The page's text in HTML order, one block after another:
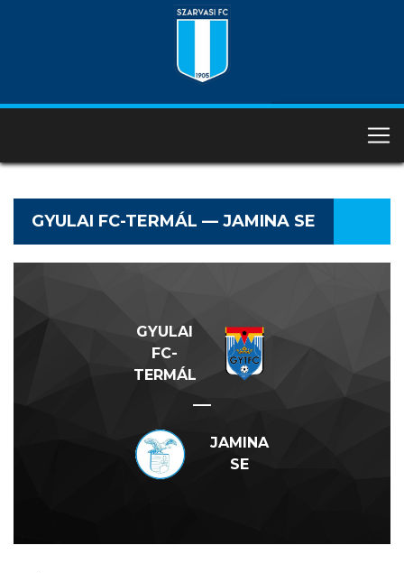
GYULAI FC-TERMÁL — JAMINA SE
GYULAI
FC-
TERMÁL
—
JAMINA
SE